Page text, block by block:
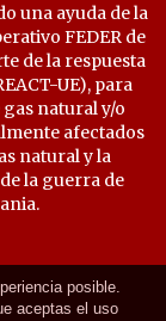
una ayuda de la
FEDER de
de la respuesta
UE), para
natural y/o
afectados
natural y la
la guerra de
posible.
aceptas el uso